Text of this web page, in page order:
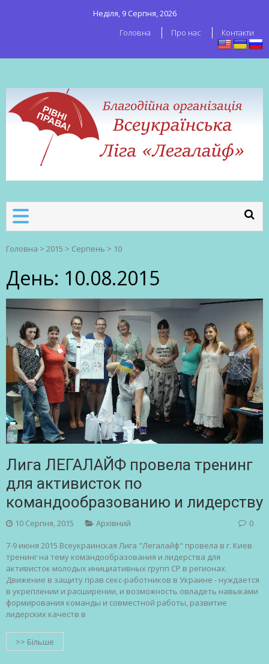
Неділя, 9 Серпня, 2026
Головна
Про нас Контакти
робітників
Головна > 2015 > Серпень > 10
День: 10.08.2015
Лига ЛЕГАЛАЙФ провела тренинг
для активисток по
командообразованию и лидерству
10 Серпня, 2015 Архівний 0
7-9 июня 2015 Всеукраинская Лига "Легалайф" провела в г. Киев
тренинг на тему командообразования и лидерства для
активисток молодых инициативных групп СР в регионах.
Движение в защиту прав секс-работников в Украине - нуждается
в укреплении и расширении, и возможность овладеть навыками
формирования команды и совместной работы, развитие
лидерских качеств в
>> Більше